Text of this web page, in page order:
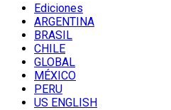
Ediciones
ARGENTINA
BRASIL
CHILE
GLOBAL
MÉXICO
PERU
US ENGLISH